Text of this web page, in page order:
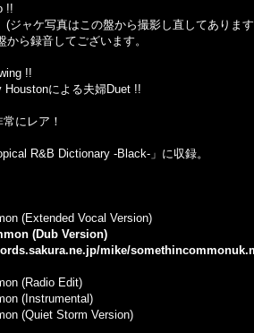
!!
(ジャケ写真はこの盤から撮影し直してありま
ら録音してございます。
!!
Houstonによる夫婦Duet !!
にレア！
R&B Dictionary -Black-」に収録。
(Extended Vocal Version)
(Dub Version)
mike/
(Radio Edit)
(Instrumental)
(Quiet Storm Version)